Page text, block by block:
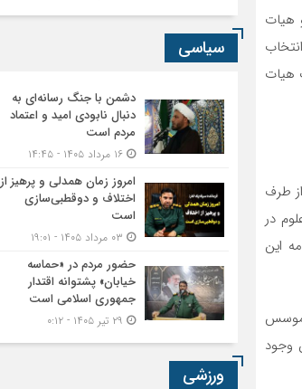
عضو هیات
هیات
شهریور ماه ۱۴۰۲ اما اقدامی از طرف
در
این
موسس
وجود
سیاسی
دشمن با جنگ رسانه‌ای به
دنبال نابودی امید و اعتماد
مردم است
امروز زمان همدلی و پرهیز از
اختلاف و دوقطبی‌سازی
است
حضور مردم در «حماسه
خیابان» پشتوانه اقتدار
جمهوری اسلامی است
ورزشی